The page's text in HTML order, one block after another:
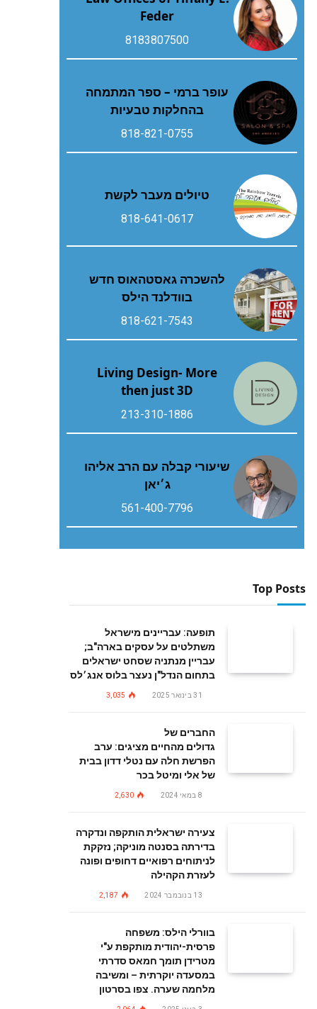
Feder
8183807500
עופר ברמי – ספר המתמחה
בהחלקות טבעיות
818-821-0755
טיולים מעבר לקשת
818-641-0617
להשכרה גאסטהאוס חדש
בוודלנד הילס
818-621-7543
Living Design- More
then just 3D
213-310-1886
שיעורי קבלה עם הרב אליהו
ג׳יאן
561-400-7796
Top Posts
תופעה: עבריינים מישראל
משתלטים על עסקים בארה"ב;
עבריין מנתניה שסחט ישראלים
בתחום הנדל"ן נעצר בלוס אנג׳לס
31 בינואר 2025 3,035
החברים של
גדולים מהחיים מציגים: ערב
הפרשת חלה עם נטלי דדון בבית
של אלי ומיטל בכר
8 במאי 2024 2,630
צעירה ישראלית הותקפה ונדקרה
בדירתה בסנטה מוניקה; נזקקת
לניתוחים רפואיים דחופים ופונה
לעזרת הקהילה
13 בנובמבר 2024 2,187
בוורלי הילס: משפחה
פרסית-יהודית מותקפת ע"י
מטרידן תומך חמאס סדרתי
במסעדה יוקרתית – ומשיבה
מלחמה שערה. צפו בסרטון